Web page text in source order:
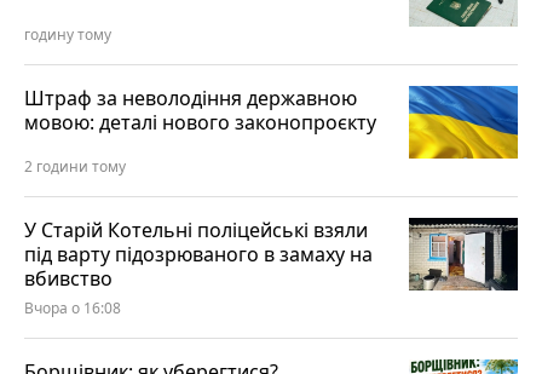
годину тому
Штраф за неволодіння державною
мовою: деталі нового законопроєкту
2 години тому
У Старій Котельні поліцейські взяли
під варту підозрюваного в замаху на
вбивство
Вчора о 16:08